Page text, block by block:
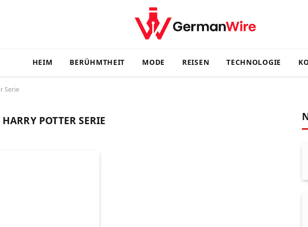
HEIM BERÜHMTHEIT MODE REISEN TECHNOLOGIE
Serie
HARRY POTTER SERIE